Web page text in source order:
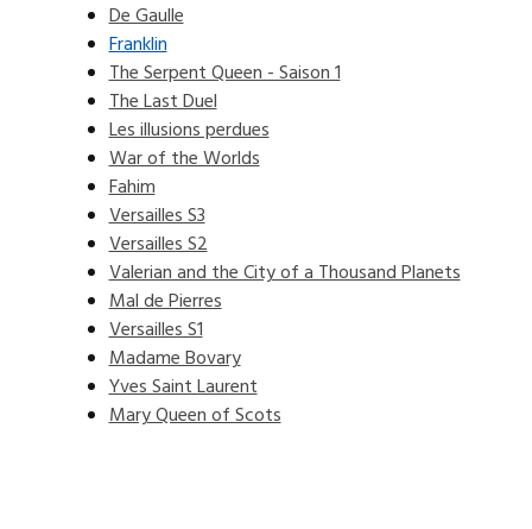
De Gaulle
Franklin
The Serpent Queen - Saison 1
The Last Duel
Les illusions perdues
War of the Worlds
Fahim
Versailles S3
Versailles S2
Valerian and the City of a Thousand Planets
Mal de Pierres
Versailles S1
Madame Bovary
Yves Saint Laurent
Mary Queen of Scots